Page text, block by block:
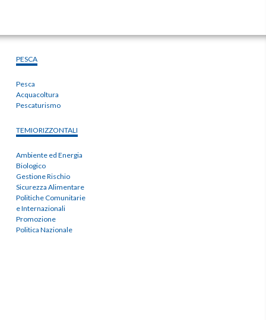
PESCA
Pesca
Acquacoltura
Pescaturismo
TEMIORIZZONTALI
Ambiente ed Energia
Biologico
Gestione Rischio
Sicurezza Alimentare
Politiche Comunitarie
e Internazionali
Promozione
Politica Nazionale